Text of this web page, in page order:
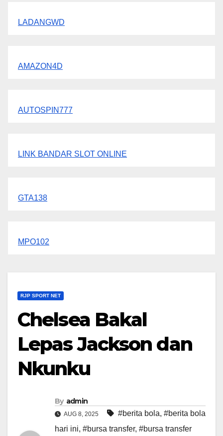
LADANGWD
AMAZON4D
AUTOSPIN777
LINK BANDAR SLOT ONLINE
GTA138
MPO102
RJP SPORT NET
Chelsea Bakal
Lepas Jackson dan
Nkunku
By admin
AUG 8, 2025 #berita bola, #berita bola
hari ini, #bursa transfer, #bursa transfer